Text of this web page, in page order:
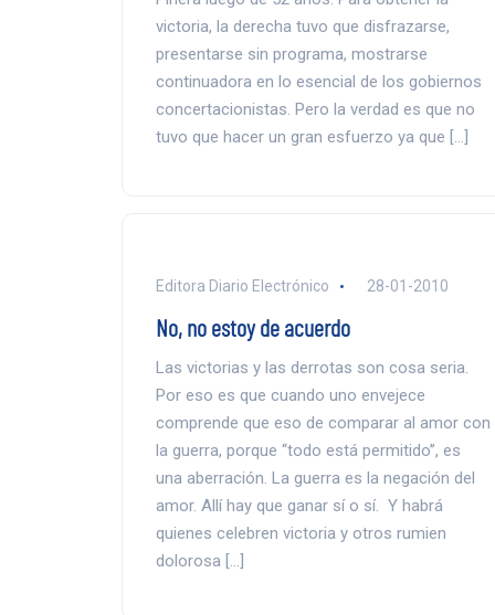
victoria, la derecha tuvo que disfrazarse,
presentarse sin programa, mostrarse
continuadora en lo esencial de los gobiernos
concertacionistas. Pero la verdad es que no
tuvo que hacer un gran esfuerzo ya que […]
Editora Diario Electrónico 28-01-2010
No, no estoy de acuerdo
Las victorias y las derrotas son cosa seria.
Por eso es que cuando uno envejece
comprende que eso de comparar al amor con
la guerra, porque “todo está permitido”, es
una aberración. La guerra es la negación del
amor. Allí hay que ganar sí o sí. Y habrá
quienes celebren victoria y otros rumien
dolorosa […]